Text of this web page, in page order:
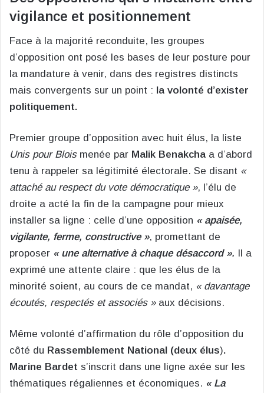
vigilance et positionnement
Face à la majorité reconduite, les groupes
d’opposition ont posé les bases de leur posture pour
la mandature à venir, dans des registres distincts
mais convergents sur un point : la volonté d’exister
politiquement.
Premier groupe d’opposition avec huit élus, la liste
Unis pour Bloismenée par Malik Benakcha a d’abord
tenu à rappeler sa légitimité électorale. Se disant «
attaché au respect du vote démocratique », l’élu de
droite a acté la fin de la campagne pour mieux
installer sa ligne : celle d’une opposition « apaisée,
vigilante, ferme, constructive », promettant de
proposer « une alternative à chaque désaccord ». Il a
exprimé une attente claire : que les élus de la
minorité soient, au cours de ce mandat, « davantage
écoutés, respectés et associés »aux décisions.
Même volonté d’affirmation du rôle d’opposition du
côté du Rassemblement National (deux élus).
Marine Bardet s’inscrit dans une ligne axée sur les
thématiques régaliennes et économiques. « La